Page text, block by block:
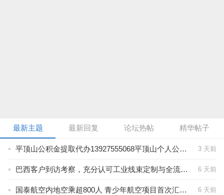
最新主题 最新回复 论坛热帖 精华帖子
3 天前
平顶山公积金提取代办13927555068平顶山个人公积金提取防晒衣
6 天前
巴西客户到访考察，充分认可工业线束定制与全流程质控实力
6 天前
国泰航空内地空乘超800人 青少年航空项目首次汇聚80名两地学员